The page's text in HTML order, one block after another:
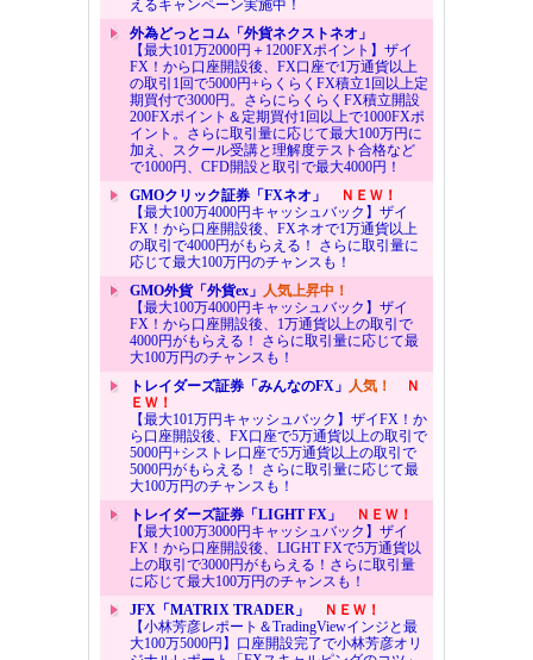
えるキャンペーン実施中！
外為どっとコム「外貨ネクストネオ」
【最大101万2000円＋1200FXポイント】ザイ
FX！から口座開設後、FX口座で1万通貨以上
の取引1回で5000円+らくらくFX積立1回以上定
期買付で3000円。さらにらくらくFX積立開設
200FXポイント＆定期買付1回以上で1000FXポ
イント。さらに取引量に応じて最大100万円に
加え、スクール受講と理解度テスト合格など
で1000円、CFD開設と取引で最大4000円！
GMOクリック証券「FXネオ」
ＮＥＷ！
【最大100万4000円キャッシュバック】ザイ
FX！から口座開設後、FXネオで1万通貨以上
の取引で4000円がもらえる！ さらに取引量に
応じて最大100万円のチャンスも！
GMO外貨「外貨ex」 人気上昇中！
【最大100万4000円キャッシュバック】ザイ
FX！から口座開設後、1万通貨以上の取引で
4000円がもらえる！ さらに取引量に応じて最
大100万円のチャンスも！
トレイダーズ証券「みんなのFX」 人気！
Ｎ
ＥＷ！
【最大101万円キャッシュバック】ザイFX！か
ら口座開設後、FX口座で5万通貨以上の取引で
5000円+シストレ口座で5万通貨以上の取引で
5000円がもらえる！ さらに取引量に応じて最
大100万円のチャンスも！
トレイダーズ証券「LIGHT FX」
ＮＥＷ！
【最大100万3000円キャッシュバック】ザイ
FX！から口座開設後、LIGHT FXで5万通貨以
上の取引で3000円がもらえる！さらに取引量
に応じて最大100万円のチャンスも！
JFX「MATRIX TRADER」
ＮＥＷ！
【小林芳彦レポート＆TradingViewインジと最
大100万5000円】口座開設完了で小林芳彦オリ